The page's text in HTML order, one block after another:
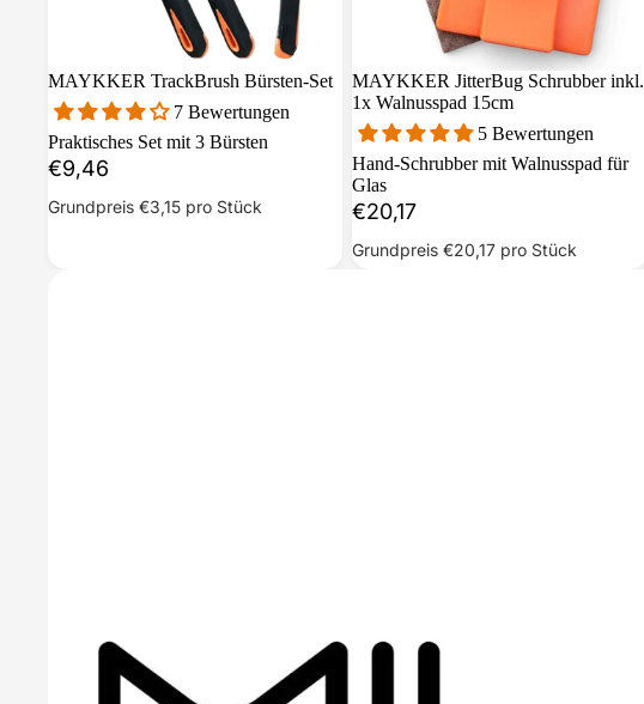
MAYKKER TrackBrush Bürsten-Set
7 Bewertungen
Praktisches Set mit 3 Bürsten
€9,46
Grundpreis €3,15 pro Stück
MAYKKER JitterBug Schrubber inkl.
1x Walnusspad 15cm
5 Bewertungen
Hand-Schrubber mit Walnusspad für
Glas
€20,17
Grundpreis €20,17 pro Stück